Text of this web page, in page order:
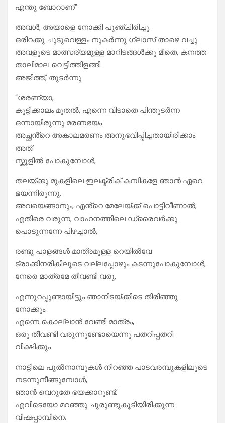
എന്തു ബോറാണ്”
അവൾ, അയാളെ നോക്കി പുഞ്ചിരിച്ചു.
ഒരിറക്കു ചുടുവെള്ളം നുകർന്നു ഗ്ലാസ് താഴെ വച്ചു.
അവളുടെ മാത്സര്യമുള്ള മാറിടങ്ങൾക്കു മീതെ, കനത്ത
താലിമാല വെട്ടിത്തിളങ്ങി.
അജിത്ത്, തുടർന്നു.
“ശരണ്യാ,
കുട്ടിക്കാലം മുതൽ, എന്നെ വിടാതെ പിന്തുടർന്ന
ഒന്നായിരുന്നു മരണഭയം.
അച്ഛൻ്റെ അകാലമരണം അനുഭവിപ്പിച്ചതായിരിക്കാം
അത്.
സ്കൂളിൽ പോകുമ്പോൾ,
തലയ്ക്കു മുകളിലെ ഇലക്ട്രിക് കമ്പികളേ ഞാൻ ഏറെ
ഭയന്നിരുന്നു.
അവയെങ്ങാനും, എൻ്റെ മേലേയ്ക്ക് പൊട്ടിവീണാൽ;
എതിരെ വരുന്ന, വാഹനത്തിലെ ഡ്രൈവർക്കു
പൊടുന്നന്നേ പിഴച്ചാൽ,
രണ്ടു പാളങ്ങൾ മാത്രമുള്ള റെയിൽവേ
ട്രാക്കിനരികിലൂടെ വല്ലപ്പോഴും കടന്നുപോകുമ്പോൾ,
നേരെ മാത്രമേ തീവണ്ടി വരൂ,
എന്നുറപ്പുണ്ടായിട്ടും ഞാനിടയ്ക്കിടെ തിരിഞ്ഞു
നോക്കും.
എന്നെ കൊല്ലാൻ വേണ്ടി മാത്രം,
ഒരു തീവണ്ടി വരുന്നുണ്ടോയെന്നു പതറിപ്പതറി
വീക്ഷിക്കും.
നാട്ടിലെ പുൽനാമ്പുകൾ നിറഞ്ഞ പാടവരമ്പുകളിലൂടെ
നടന്നുനീങ്ങുമ്പോൾ,
ഞാൻ വെറുതേ ഭയക്കാറുണ്ട്.
എവിടെയോ മറഞ്ഞു ചുരുണ്ടുകൂടിയിരിക്കുന്ന
വിഷപ്പാമ്പിനെ;